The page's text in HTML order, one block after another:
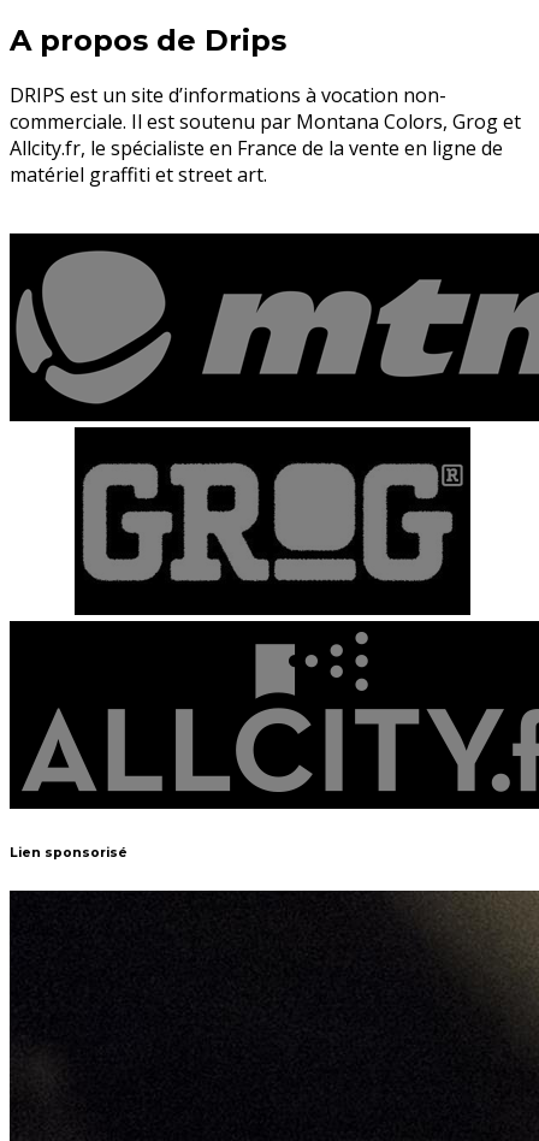
A propos de Drips
DRIPS est un site d’informations à vocation non-
commerciale. Il est soutenu par Montana Colors, Grog et
Allcity.fr, le spécialiste en France de la vente en ligne de
matériel graffiti et street art.
Lien sponsorisé